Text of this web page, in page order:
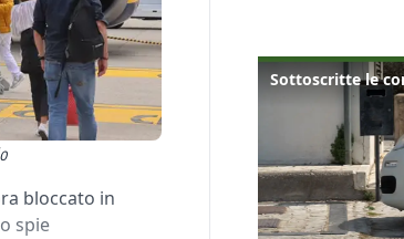
bloccato in
spie